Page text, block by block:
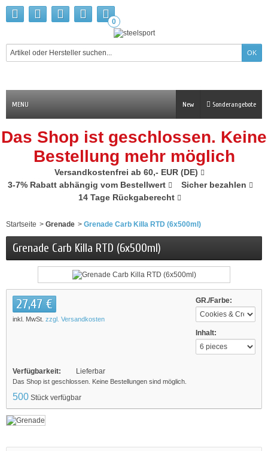
0
MENU Sonderangebote
New
Das Shop ist geschlossen. Keine
Bestellung mehr möglich
Versandkostenfrei ab 60,- EUR (DE)
3-7% Rabatt abhängig vom Bestellwert
Sicher bezahlen
14 Tage Rückgaberecht
Startseite > Grenade > Grenade Carb Killa RTD (6x500ml)
Grenade Carb Killa RTD (6x500ml)
GR./Farbe:
Inhalt:
27,47 €
inkl. MwSt. zzgl. Versandkosten
Verfügbarkeit: Lieferbar
Das Shop ist geschlossen. Keine Bestellungen sind möglich.
500 Stück verfügbar